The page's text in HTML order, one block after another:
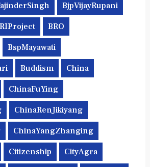
BjpVijayRupani
BRO
BspMayawati
Buddism China
ChinaFuYing
ChinaRenJikiyang
ChinaYangZhanging
Citizenship CityAgra